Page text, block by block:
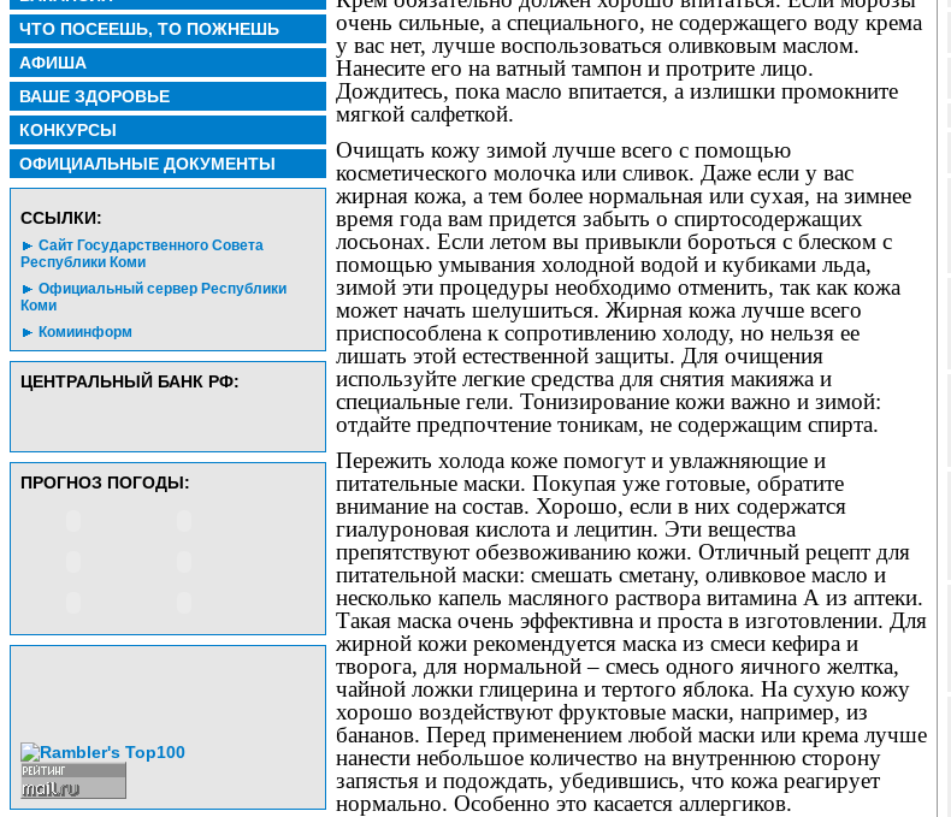
ЧТО ПОСЕЕШЬ, ТО ПОЖНЕШЬ
АФИША
ВАШЕ ЗДОРОВЬЕ
КОНКУРСЫ
ОФИЦИАЛЬНЫЕ ДОКУМЕНТЫ
CСЫЛКИ:
Сайт Государственного Совета
Республики Коми
Официальный сервер Республики
Коми
Комиинформ
ЦЕНТРАЛЬНЫЙ БАНК РФ:
ПРОГНОЗ ПОГОДЫ:
очень сильные, а специального, не содержащего воду крема
у вас нет, лучше воспользоваться оливковым маслом.
Нанесите его на ватный тампон и протрите лицо.
Дождитесь, пока масло впитается, а излишки промокните
мягкой салфеткой.
Очищать кожу зимой лучше всего с помощью
косметического молочка или сливок. Даже если у вас
жирная кожа, а тем более нормальная или сухая, на зимнее
время года вам придется забыть о спиртосодержащих
лосьонах. Если летом вы привыкли бороться с блеском с
помощью умывания холодной водой и кубиками льда,
зимой эти процедуры необходимо отменить, так как кожа
может начать шелушиться. Жирная кожа лучше всего
приспособлена к сопротивлению холоду, но нельзя ее
лишать этой естественной защиты. Для очищения
используйте легкие средства для снятия макияжа и
специальные гели. Тонизирование кожи важно и зимой:
отдайте предпочтение тоникам, не содержащим спирта.
Пережить холода коже помогут и увлажняющие и
питательные маски. Покупая уже готовые, обратите
внимание на состав. Хорошо, если в них содержатся
гиалуроновая кислота и лецитин. Эти вещества
препятствуют обезвоживанию кожи. Отличный рецепт для
питательной маски: смешать сметану, оливковое масло и
несколько капель масляного раствора витамина А из аптеки.
Такая маска очень эффективна и проста в изготовлении. Для
жирной кожи рекомендуется маска из смеси кефира и
творога, для нормальной – смесь одного яичного желтка,
чайной ложки глицерина и тертого яблока. На сухую кожу
хорошо воздействуют фруктовые маски, например, из
бананов. Перед применением любой маски или крема лучше
нанести небольшое количество на внутреннюю сторону
запястья и подождать, убедившись, что кожа реагирует
нормально. Особенно это касается аллергиков.